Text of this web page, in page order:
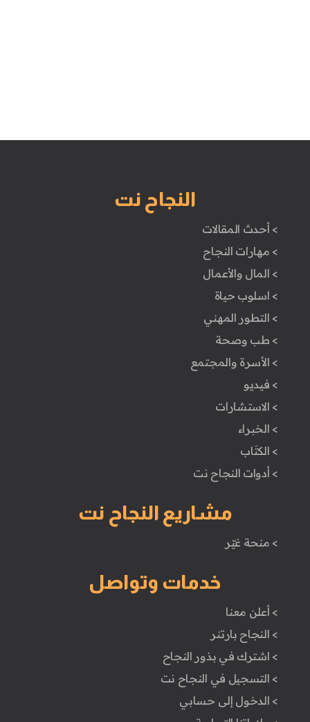
النجاح نت
> أحدث المقالات
> مهارات النجاح
> المال والأعمال
> اسلوب حياة
> التطور المهني
> طب وصحة
> الأسرة والمجتمع
> فيديو
> الاستشارات
> الخبراء
> الكتَاب
> أدوات النجاح نت
مشاريع النجاح نت
> منحة غيّر
خدمات وتواصل
> أعلن معنا
> النجاح بارتنر
> اشترك في بذور النجاح
> التسجيل في النجاح نت
> الدخول إلى حسابي